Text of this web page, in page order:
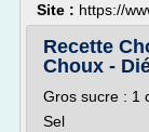
Site : https://
Recette
Choux -
Gros sucre : 1
Sel